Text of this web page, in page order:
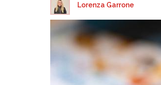
Lorenza Garrone